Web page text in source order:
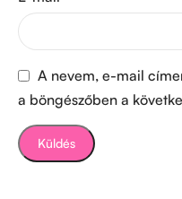
A nevem, e-mail
a böngészőben a